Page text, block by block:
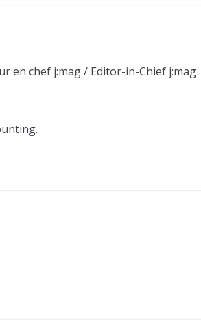
en chef j:mag / Editor-in-Chief j:mag